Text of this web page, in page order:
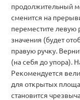
продолжительный
сменится на
переместите левую
значения (будет
правую ручку.
(на себя до упора).
Рекомендуется
для открытых
становится